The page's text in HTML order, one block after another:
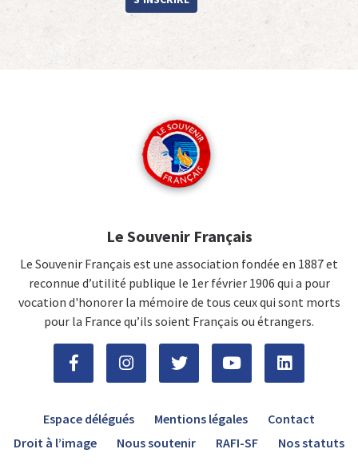
Le Souvenir Français
Le Souvenir Français est une association fondée en 1887 et
reconnue d’utilité publique le 1er février 1906 qui a pour
vocation d'honorer la mémoire de tous ceux qui sont morts
pour la France qu’ils soient Français ou étrangers.
Espace délégués Mentions légales
Contact
Droit à l’image
Nous soutenir RAFI-SF Nos statuts